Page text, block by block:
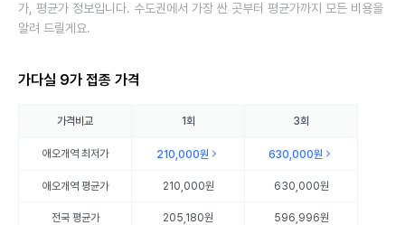
가, 평균가 정보입니다. 수도권에서 가장 싼 곳부터 평균가까지 모든 비용을
알려 드릴게요.
가다실 9가 접종 가격
가격비교 1회 3회
애오개역최저가 210,000원 630,000원
애오개역평균가 210,000원 630,000원
전국 평균가 205,180원 596,996원